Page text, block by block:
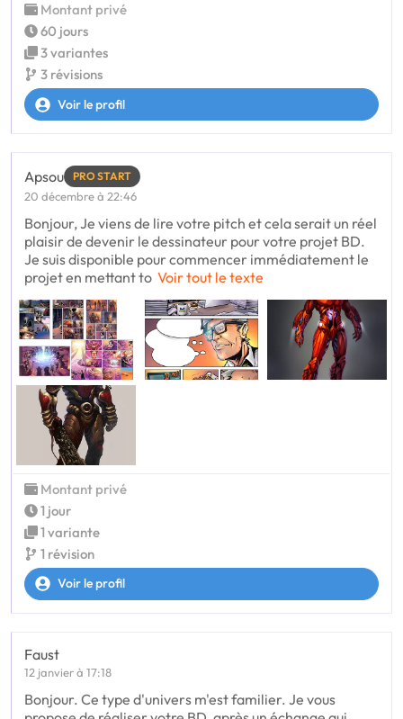
Montant privé
60 jours
3 variantes
3 révisions
Voir le profil
Apsou PRO START
20 décembre à 22:46
Bonjour, Je viens de lire votre pitch et cela serait un réel
plaisir de devenir le dessinateur pour votre projet BD.
Je suis disponible pour commencer immédiatement le
projet en mettant to Voir tout le texte
Montant privé
1 jour
1 variante
1 révision
Voir le profil
Faust
12 janvier à 17:18
Bonjour. Ce type d'univers m'est familier. Je vous